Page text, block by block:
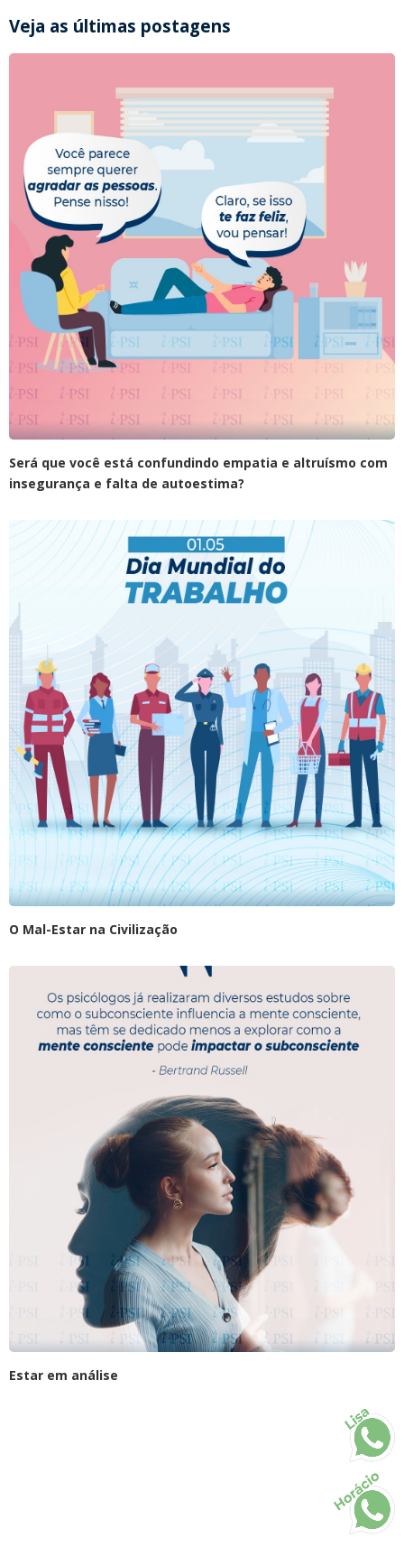
Veja as últimas postagens
Será que você está confundindo empatia e altruísmo com
insegurança e falta de autoestima?
O Mal-Estar na Civilização
Estar em análise